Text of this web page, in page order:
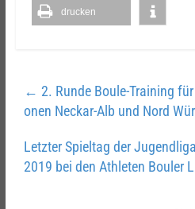
drucken
← 2. Runde Boule-Training
onen Neckar-Alb und Nord
Letzter Spieltag der
2019 bei den Athleten Bouler